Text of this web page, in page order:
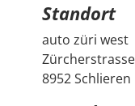
Standort
auto züri west
8952 Schlieren